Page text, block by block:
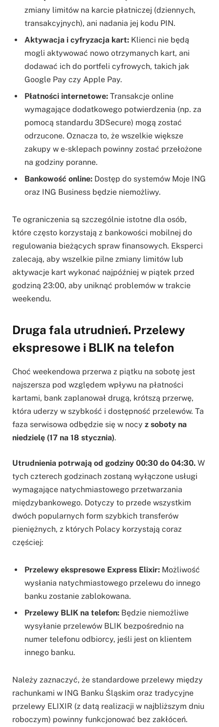
zmiany limitów na karcie płatniczej (dziennych,
transakcyjnych), ani nadania jej kodu PIN.
Aktywacja i cyfryzacja kart: Klienci nie będą
mogli aktywować nowo otrzymanych kart, ani
dodawać ich do portfeli cyfrowych, takich jak
Google Pay czy Apple Pay.
Płatności internetowe: Transakcje online
wymagające dodatkowego potwierdzenia (np. za
pomocą standardu 3DSecure) mogą zostać
odrzucone. Oznacza to, że wszelkie większe
zakupy w e-sklepach powinny zostać przełożone
na godziny poranne.
Bankowość online: Dostęp do systemów Moje ING
oraz ING Business będzie niemożliwy.
Te ograniczenia są szczególnie istotne dla osób,
które często korzystają z bankowości mobilnej do
regulowania bieżących spraw finansowych. Eksperci
zalecają, aby wszelkie pilne zmiany limitów lub
aktywacje kart wykonać najpóźniej w piątek przed
godziną 23:00, aby uniknąć problemów w trakcie
weekendu.
Druga fala utrudnień. Przelewy
ekspresowe i BLIK na telefon
Choć weekendowa przerwa z piątku na sobotę jest
najszersza pod względem wpływu na płatności
kartami, bank zaplanował drugą, krótszą przerwę,
która uderzy w szybkość i dostępność przelewów. Ta
faza serwisowa odbędzie się w nocy z soboty na
niedzielę (17 na 18 stycznia).
Utrudnienia potrwają od godziny 00:30 do 04:30. W
tych czterech godzinach zostaną wyłączone usługi
wymagające natychmiastowego przetwarzania
międzybankowego. Dotyczy to przede wszystkim
dwóch popularnych form szybkich transferów
pieniężnych, z których Polacy korzystają coraz
częściej:
Przelewy ekspresowe Express Elixir: Możliwość
wysłania natychmiastowego przelewu do innego
banku zostanie zablokowana.
Przelewy BLIK na telefon: Będzie niemożliwe
wysyłanie przelewów BLIK bezpośrednio na
numer telefonu odbiorcy, jeśli jest on klientem
innego banku.
Należy zaznaczyć, że standardowe przelewy między
rachunkami w ING Banku Śląskim oraz tradycyjne
przelewy ELIXIR (z datą realizacji w najbliższym dniu
roboczym) powinny funkcjonować bez zakłóceń.